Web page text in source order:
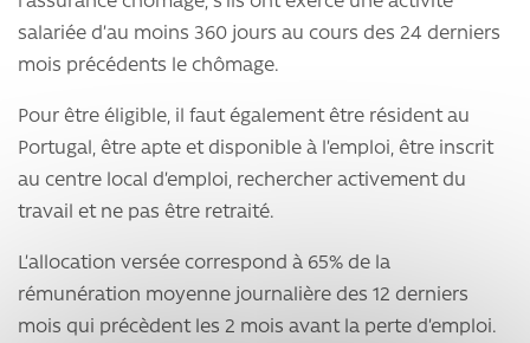
salariée d’au moins 360 jours au cours des 24 derniers
mois précédents le chômage.
Pour être éligible, il faut également être résident au
Portugal, être apte et disponible à l’emploi, être inscrit
au centre local d’emploi, rechercher activement du
travail et ne pas être retraité.
L’allocation versée correspond à 65% de la
rémunération moyenne journalière des 12 derniers
mois qui précèdent les 2 mois avant la perte d’emploi.